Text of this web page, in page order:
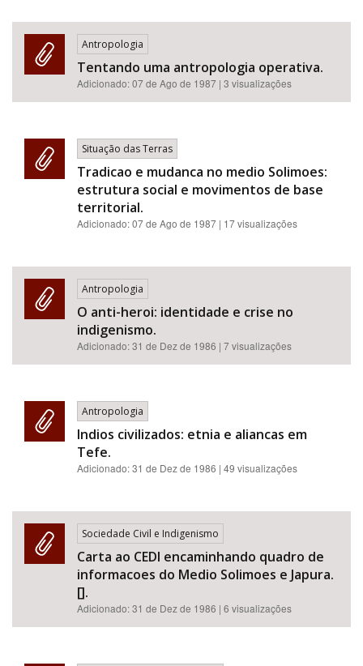
Antropologia
Tentando uma antropologia operativa.
Adicionado:07 de Ago de 1987 | 3 visualizações
Situação das Terras
Tradicao e mudanca no medio Solimoes:
estrutura social e movimentos de base
territorial.
Adicionado:07 de Ago de 1987 | 17 visualizações
Antropologia
O anti-heroi: identidade e crise no
indigenismo.
Adicionado:31 de Dez de 1986 | 7 visualizações
Antropologia
Indios civilizados: etnia e aliancas em
Tefe.
Adicionado:31 de Dez de 1986 | 49 visualizações
Sociedade Civil e Indigenismo
Carta ao CEDI encaminhando quadro de
informacoes do Medio Solimoes e Japura.
[].
Adicionado:31 de Dez de 1986 | 6 visualizações